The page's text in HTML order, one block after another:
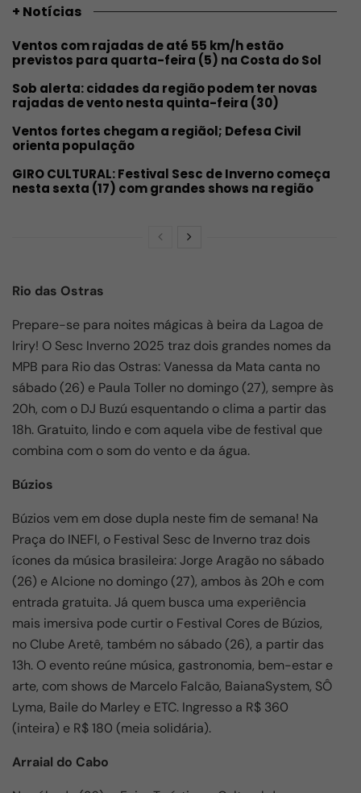
+ Notícias
Ventos com rajadas de até 55 km/h estão
previstos para quarta-feira (5) na Costa do Sol
Sob alerta: cidades da região podem ter novas
rajadas de vento nesta quinta-feira (30)
Ventos fortes chegam a regiãol; Defesa Civil
orienta população
GIRO CULTURAL: Festival Sesc de Inverno começa
nesta sexta (17) com grandes shows na região
Rio das Ostras
Prepare-se para noites mágicas à beira da Lagoa de
Iriry! O Sesc Inverno 2025 traz dois grandes nomes da
MPB para Rio das Ostras: Vanessa da Mata canta no
sábado (26) e Paula Toller no domingo (27), sempre às
20h, com o DJ Buzú esquentando o clima a partir das
18h. Gratuito, lindo e com aquela vibe de festival que
combina com o som do vento e da água.
Búzios
Búzios vem em dose dupla neste fim de semana! Na
Praça do INEFI, o Festival Sesc de Inverno traz dois
ícones da música brasileira: Jorge Aragão no sábado
(26) e Alcione no domingo (27), ambos às 20h e com
entrada gratuita. Já quem busca uma experiência
mais imersiva pode curtir o Festival Cores de Búzios,
no Clube Aretê, também no sábado (26), a partir das
13h. O evento reúne música, gastronomia, bem-estar e
arte, com shows de Marcelo Falcão, BaianaSystem, SÔ
Lyma, Baile do Marley e ETC. Ingresso a R$ 360
(inteira) e R$ 180 (meia solidária).
Arraial do Cabo